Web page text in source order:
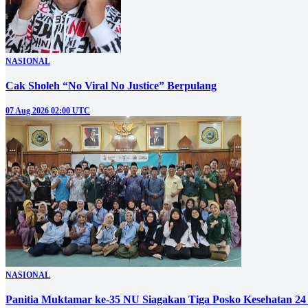
NASIONAL
Cak Sholeh “No Viral No Justice” Berpulang
07 Aug 2026 02:00 UTC
NASIONAL
Panitia Muktamar ke-35 NU Siagakan Tiga Posko Kesehatan 24